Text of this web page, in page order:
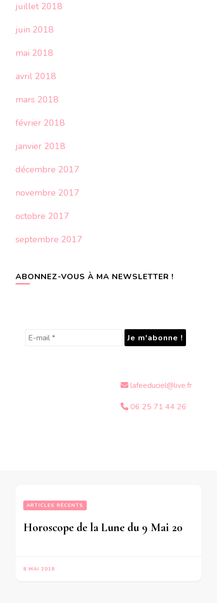
juillet 2018
juin 2018
mai 2018
avril 2018
mars 2018
février 2018
janvier 2018
décembre 2017
novembre 2017
octobre 2017
septembre 2017
ABONNEZ-VOUS À MA NEWSLETTER !
lafeeduciel@live.fr
06 25 71 44 26
ARTICLES RÉCENTS
8 MAI 2018